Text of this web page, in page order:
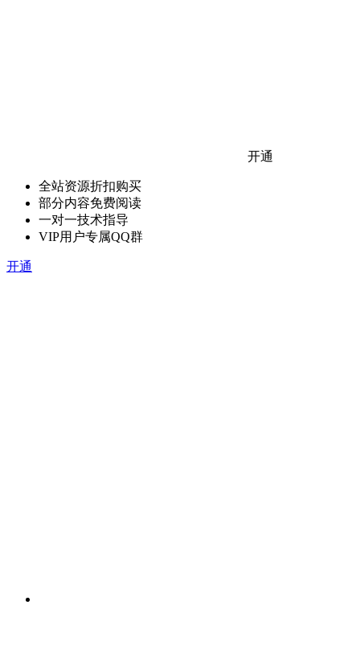
开通
全站资源折扣购买
部分内容免费阅读
一对一技术指导
VIP用户专属QQ群
开通